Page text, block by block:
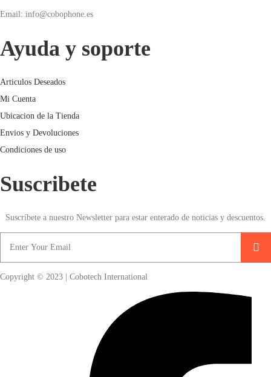
Email: info@cobophone.es
Ayuda y soporte
Articulos Deseados
Mi Cuenta
Ubicacion de la Tienda
Envios y Devoluciones
Condiciones de uso
Suscribete
Suscríbete a nuestro Newsletter para estar enterado de noticias y descuentos.
Copyright © 2023 | Cobotech International